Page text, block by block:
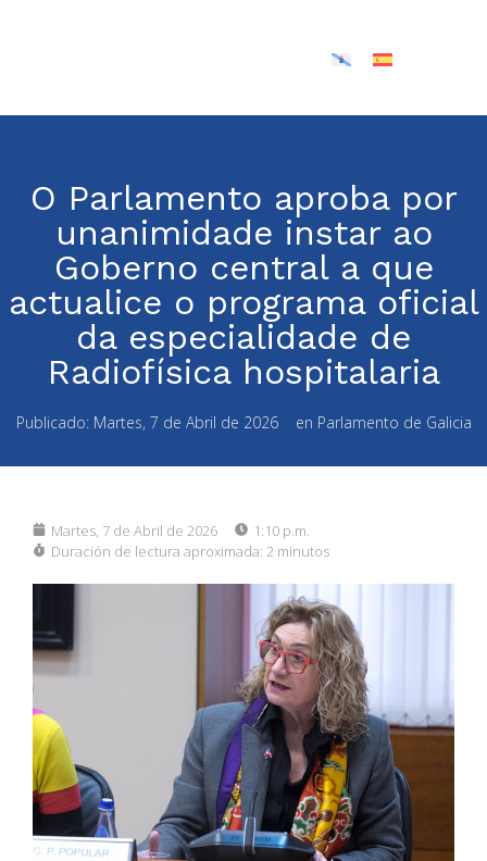
O Parlamento aproba por
unanimidade instar ao
Goberno central a que
actualice o programa oficial
da especialidade de
Radiofísica hospitalaria
Publicado: Martes, 7 de Abril de 2026 en Parlamento de Galicia
Martes, 7 de Abril de 2026
1:10 p.m.
Duración de lectura aproximada: 2 minutos